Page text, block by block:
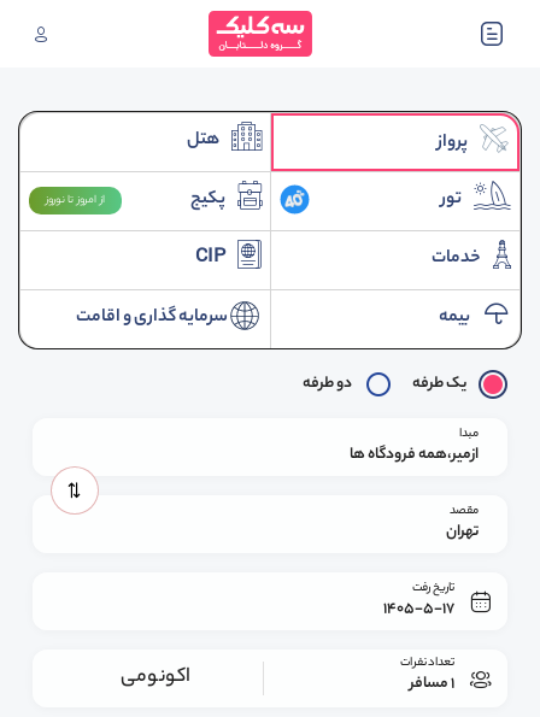
پرواز هتل
تور پکیج از امروز تا نوروز
خدمات CIP
بیمه سرمایه گذاری و اقامت
یک طرفه دو طرفه
مبدا
ازمیر،همه فرودگاه ها
مقصد
تهران
تاریخ رفت
1405-5-17
تعداد نفرات
1 مسافر اکونومی